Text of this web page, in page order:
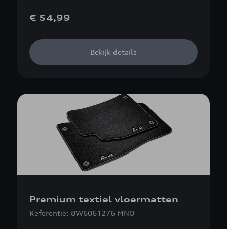
€ 54,99
Bekijk details
Premium textiel vloermatten
Referentie: 8W6061276 MNO